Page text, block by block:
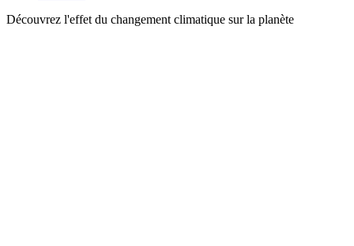
Découvrez l'effet du changement climatique sur la planète